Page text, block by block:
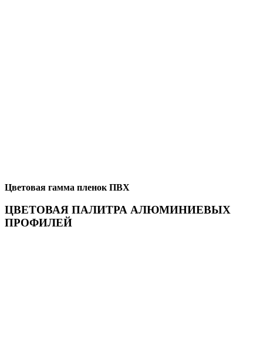
Цветовая гамма пленок ПВХ
ЦВЕТОВАЯ ПАЛИТРА АЛЮМИНИЕВЫХ
ПРОФИЛЕЙ